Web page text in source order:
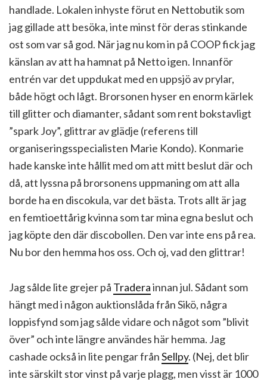
handlade. Lokalen inhyste förut en Nettobutik som
jag gillade att besöka, inte minst för deras stinkande
ost som var så god. När jag nu kom in på COOP fick jag
känslan av att ha hamnat på Netto igen. Innanför
entrén var det uppdukat med en uppsjö av prylar,
både högt och lågt. Brorsonen hyser en enorm kärlek
till glitter och diamanter, sådant som rent bokstavligt
”spark Joy”, glittrar av glädje (referens till
organiseringsspecialisten Marie Kondo). Konmarie
hade kanske inte hållit med om att mitt beslut där och
då, att lyssna på brorsonens uppmaning om att alla
borde ha en discokula, var det bästa. Trots allt är jag
en femtioettårig kvinna som tar mina egna beslut och
jag köpte den där discobollen. Den var inte ens på rea.
Nu bor den hemma hos oss. Och oj, vad den glittrar!
Jag sålde lite grejer på Traderainnan jul. Sådant som
hängt med i någon auktionslåda från Sikö, några
loppisfynd som jag sålde vidare och något som ”blivit
över” och inte längre användes här hemma. Jag
cashade också in lite pengar frånSellpy. (Nej, det blir
inte särskilt stor vinst på varje plagg, men visst är 1000